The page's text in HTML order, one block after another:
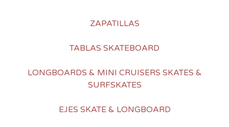
ZAPATILLAS
TABLAS SKATEBOARD
LONGBOARDS & MINI CRUISERS SKATES &
SURFSKATES
EJES SKATE & LONGBOARD